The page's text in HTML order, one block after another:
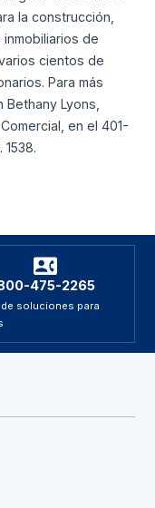
la construcción,
de
cientos de
Para más
Lyons,
en el 401-
475-2265
soluciones para